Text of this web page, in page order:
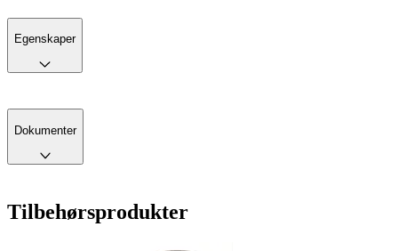
Egenskaper
Dokumenter
Tilbehørsprodukter